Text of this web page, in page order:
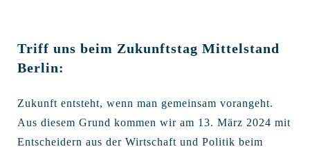
Triff uns beim Zukunftstag Mittelstand
Berlin:
Zukunft entsteht, wenn man gemeinsam vorangeht.
Aus diesem Grund kommen wir am 13. März 2024 mit
Entscheidern aus der Wirtschaft und Politik beim